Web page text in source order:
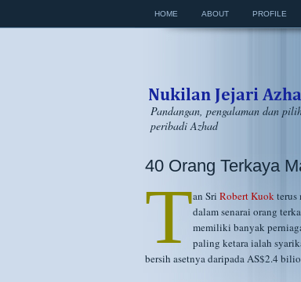
HOME ABOUT PROFILE
Pandangan, pengalaman dan
peribadi Azhad
40 Orang Terkaya
Tan Sri Robert Kuokterus
dalam senarai orang
memiliki banyak
paling ketara ialah
bersih asetnya daripada AS$2.4